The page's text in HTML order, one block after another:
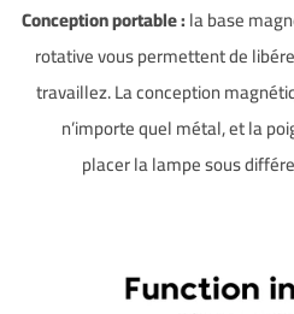
Conception portable :la base
rotative vous permettent de
travaillez. La conception
n’importe quel métal, et la
placer la lampe sous